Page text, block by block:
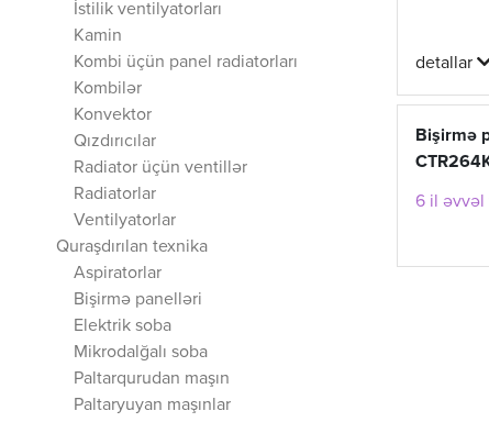
İstilik ventilyatorları
Kamin
Kombi üçün panel radiatorları
Kombilər
Konvektor
Qızdırıcılar
Radiator üçün ventillər
Radiatorlar
Ventilyatorlar
Quraşdırılan texnika
Aspiratorlar
Bişirmə panelləri
Elektrik soba
Mikrodalğalı soba
Paltarqurudan maşın
Paltaryuyan maşınlar
detallar
Bişirmə
6 il